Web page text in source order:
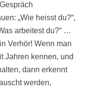
„Wie heisst du?“,
arbeitest du?“ …
Verhör! Wenn man
Jahren kennen, und
dann erkennt
werden,